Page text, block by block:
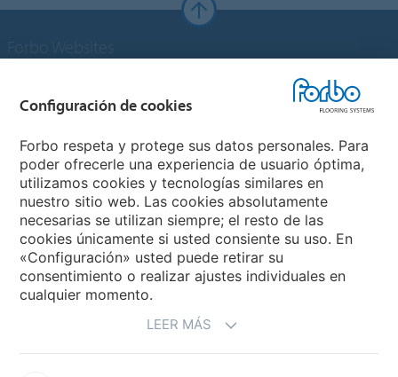
Forbo Flooring Systems
Forbo Movement Systems
Selecciona un país
Configuración de cookies
Forbo respeta y protege sus datos personales. Para
poder ofrecerle una experiencia de usuario óptima,
utilizamos cookies y tecnologías similares en
nuestro sitio web. Las cookies absolutamente
necesarias se utilizan siempre; el resto de las
cookies únicamente si usted consiente su uso. En
«Configuración» usted puede retirar su
consentimiento o realizar ajustes individuales en
cualquier momento.
LEER MÁS